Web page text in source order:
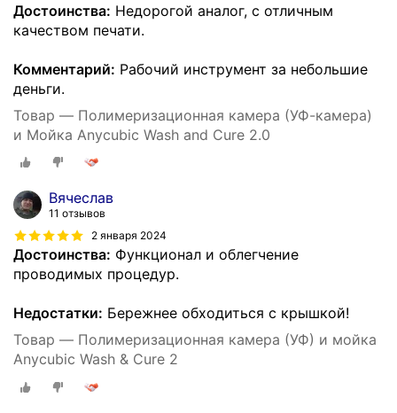
Достоинства: Недорогой аналог, с отличным
качеством печати.
Комментарий: Рабочий инструмент за небольшие
деньги.
Товар — Полимеризационная камера (УФ-камера)
и Мойка Anycubic Wash and Cure 2.0
Вячеслав
11 отзывов
2 января 2024
Достоинства: Функционал и облегчение
проводимых процедур.
Недостатки: Бережнее обходиться с крышкой!
Товар — Полимеризационная камера (УФ) и мойка
Anycubic Wash & Cure 2